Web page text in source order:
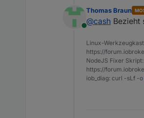
Github
Online
Thomas Braun
@cash Bezieht
Linux-
https://
NodeJS Fixer Skript:
https://
iob_diag: curl -sLf -o